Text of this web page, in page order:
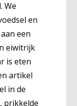
We
en
een
eiwitrijk
is eten
artikel
in de
prikkelde